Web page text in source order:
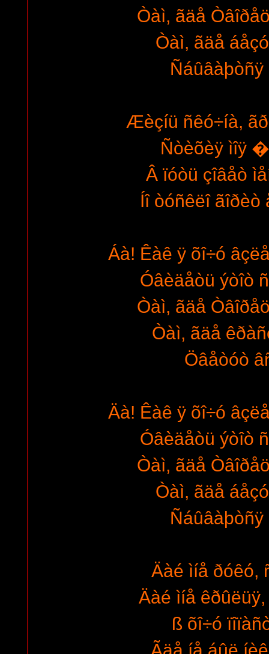
Òàì, ãäå
Òàì, ãäå
Ñáûâàþòñÿ
Æèçíü ñêó÷íà,
Ñòèõèÿ ìîÿ
Â ïóòü çîâåò
Íî òóñêëî ãîðèò
Áà! Êàê ÿ õî÷ó
Óâèäåòü ýòîò
Òàì, ãäå
Òàì, ãäå
Öâåòóò
Äà! Êàê ÿ õî÷ó
Óâèäåòü ýòîò
Òàì, ãäå
Òàì, ãäå
Ñáûâàþòñÿ
Äàé ìíå ðóêó,
Äàé ìíå
ß õî÷ó